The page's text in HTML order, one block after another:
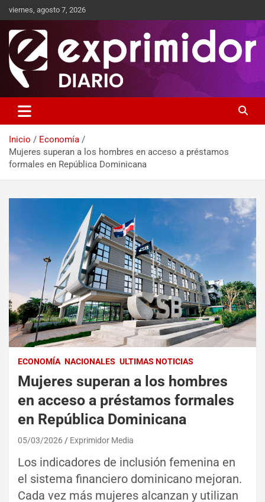
viernes, agosto 7, 2026
Exprimidor media
Inicio
Economía
Mujeres superan a los hombres en acceso a préstamos
formales en República Dominicana
ECONOMÍA NACIONALES ULTIMAS NOTICIAS
Mujeres superan a los hombres
en acceso a préstamos formales
en República Dominicana
05/03/2026 Exprimidor Media
Los indicadores de inclusión femenina en
el sistema financiero dominicano mejoran.
Cada vez más mujeres alcanzan y utilizan